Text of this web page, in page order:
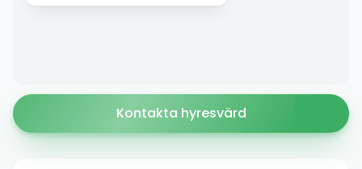
Kontakta hyresvärd